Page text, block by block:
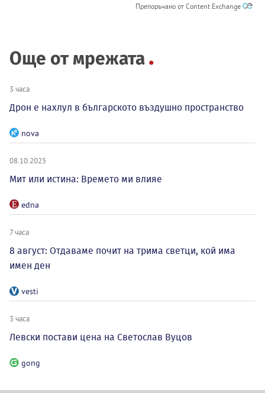
Препоръчано от Content Exchange
Още от мрежата
3 часа
Дрон е нахлул в българското въздушно пространство
nova
08.10.2025
Мит или истина: Времето ми влияе
edna
7 часа
8 август: Отдаваме почит на трима светци, кой има
имен ден
vesti
3 часа
Левски постави цена на Светослав Вуцов
gong